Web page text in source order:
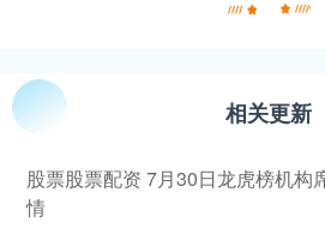
相关更新
股票股票配资 7月30日龙虎榜机构
情